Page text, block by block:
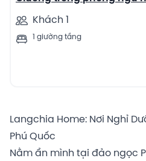
Khách 1
1 giường tầng
Langchia Home: Nơi Nghỉ
Phú Quốc
Nằm ẩn mình tại đảo ngọc